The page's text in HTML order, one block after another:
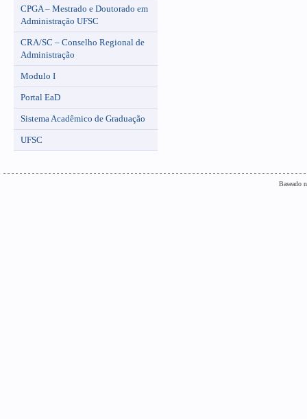
CPGA – Mestrado e Doutorado em
Administração UFSC
CRA/SC – Conselho Regional de
Administração
Modulo I
Portal EaD
Sistema Acadêmico de Graduação
UFSC
Baseado